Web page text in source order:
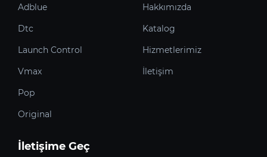
Adblue
Dtc
Launch Control
Vmax
Pop
Original
Hakkımızda
Katalog
Hizmetlerimiz
İletişim
İletişime Geç